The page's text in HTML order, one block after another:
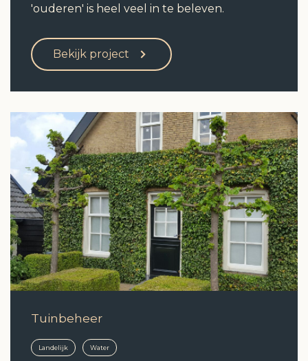
'ouderen' is heel veel in te beleven.
Bekijk project
Tuinbeheer
Landelijk Water